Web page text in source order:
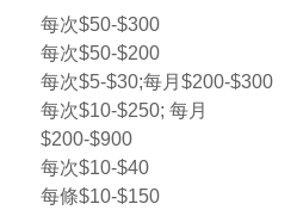
每次$50-$300
每次$50-$200
每次$5-$30;每月$200-$300
每次$10-$250; 每月
$200-$900
每次$10-$40
每條$10-$150